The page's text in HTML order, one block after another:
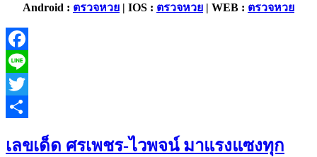
Android : ตรวจหวย | IOS : ตรวจหวย | WEB : ตรวจหวย
Facebook
Line
Twitter
เลขเด็ด ศรเพชร-ไวพจน์ มาแรงแซงทุก